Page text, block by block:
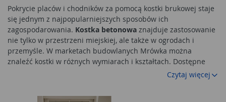
Pokrycie placów i chodników za pomocą kostki brukowej staje
się jednym z najpopularniejszych sposobów ich
zagospodarowania. Kostka betonowa znajduje zastosowanie
nie tylko w przestrzeni miejskiej, ale także w ogrodach i
przemyśle. W marketach budowlanych Mrówka można
znaleźć kostki w różnych wymiarach i kształtach. Dostępne
produkty różnią się także kolorami, jednak wszystkie pochodzą
Czytaj więcej